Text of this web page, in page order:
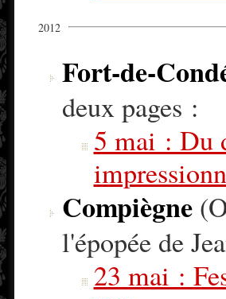
2012
Fort-de-
deux pages :
5 mai : Du
Compiègne
l'épopée de
23 mai :